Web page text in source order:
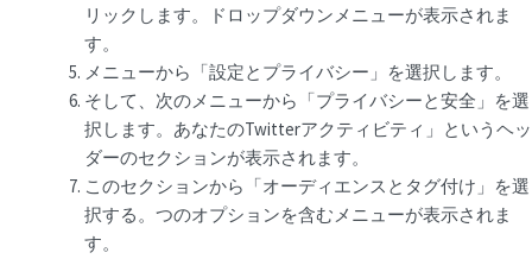
リックします。ドロップダウンメニューが表示されま
す。
メニューから「設定とプライバシー」を選択します。
そして、次のメニューから「プライバシーと安全」を選
択します。あなたのTwitterアクティビティ」というヘッ
ダーのセクションが表示されます。
このセクションから「オーディエンスとタグ付け」を選
択する。つのオプションを含むメニューが表示されま
す。